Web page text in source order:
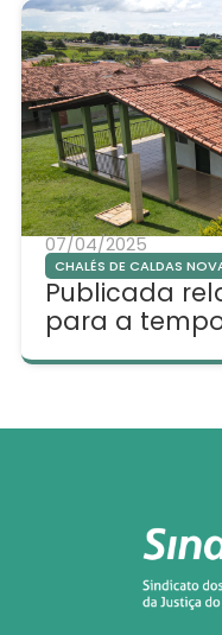
07/04/2025
CHALÉS DE CALDAS
Publicada
para a